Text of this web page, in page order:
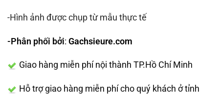
-Hình ảnh được chụp từ mẫu thực tế
-Phân phối bởi: Gachsieure.com
Giao hàng miễn phí nội thành TP.Hồ Chí Minh
Hỗ trợ giao hàng miễn phí cho quý khách ở tỉnh